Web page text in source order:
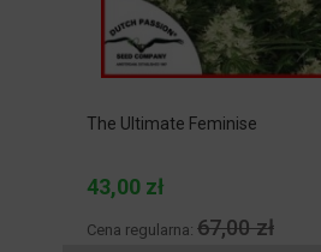
The Ultimate Feminise
43,00 zł
Cena regularna: 67,00 zł